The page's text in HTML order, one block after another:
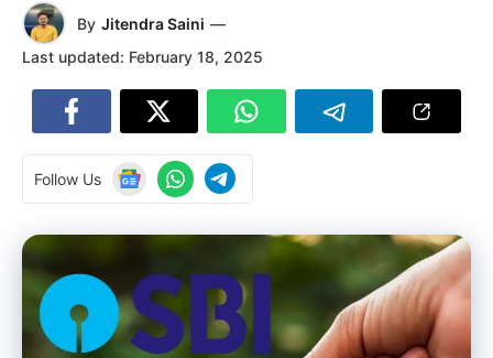
By Jitendra Saini —
Last updated: February 18, 2025
Follow Us